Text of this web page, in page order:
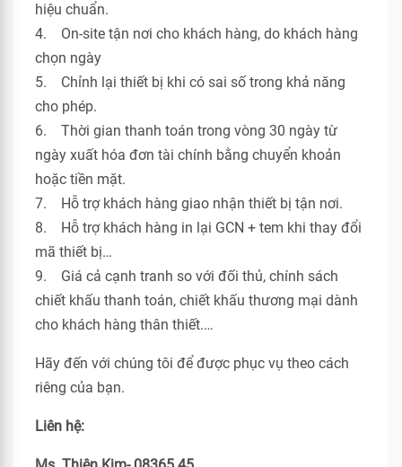
hiệu chuẩn.
4. On-site tận nơi cho khách hàng, do khách hàng
chọn ngày
5. Chỉnh lại thiết bị khi có sai số trong khả năng
cho phép.
6. Thời gian thanh toán trong vòng 30 ngày từ
ngày xuất hóa đơn tài chính bằng chuyển khoản
hoặc tiền mặt.
7. Hỗ trợ khách hàng giao nhận thiết bị tận nơi.
8. Hỗ trợ khách hàng in lại GCN + tem khi thay đổi
mã thiết bị…
9. Giá cả cạnh tranh so với đối thủ, chính sách
chiết khấu thanh toán, chiết khấu thương mại dành
cho khách hàng thân thiết.…
Hãy đến với chúng tôi để được phục vụ theo cách
riêng của bạn.
Liên hệ: